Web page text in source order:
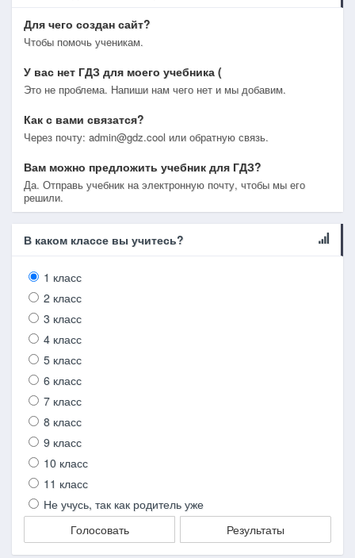
Для чего создан сайт?
Чтобы помочь ученикам.
У вас нет ГДЗ для моего учебника (
Это не проблема. Напиши нам чего нет и мы добавим.
Как с вами связатся?
Через почту: admin@gdz.cool или обратную связь.
Вам можно предложить учебник для ГДЗ?
Да. Отправь учебник на электронную почту, чтобы мы его
решили.
В каком классе вы учитесь?
1 класс
2 класс
3 класс
4 класс
5 класс
6 класс
7 класс
8 класс
9 класс
10 класс
11 класс
Не учусь, так как родитель уже
Голосовать
Результаты